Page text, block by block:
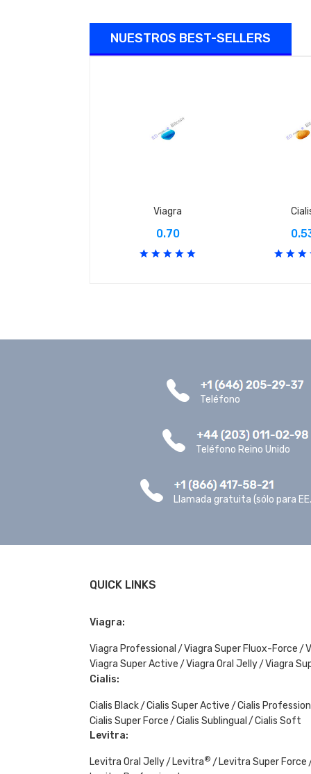
NUESTROS BEST-SELLERS
Viagra
0.70
Teléfono
Teléfono Reino Unido
Llamada gratuita (sólo para
QUICK LINKS
Viagra:
Viagra Professional Viagra Super Fluox-Force
Viagra Super Active
Viagra Oral Jelly
Viagra
Cialis:
Cialis Black Cialis Super Active
Cialis
Cialis Super Force
Cialis Sublingual
Cialis Soft
Levitra:
Levitra Oral Jelly Levitra®
Levitra Super Force